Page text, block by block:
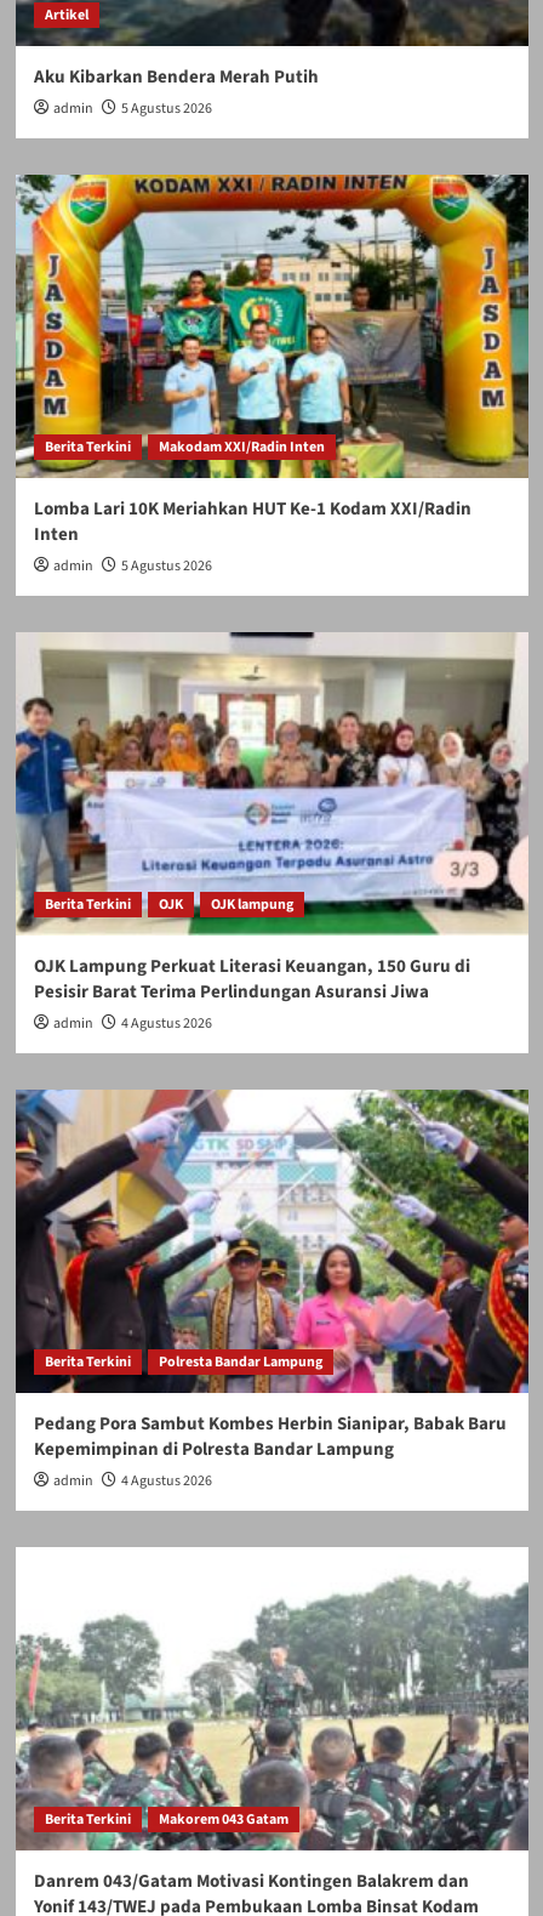
Artikel
Aku Kibarkan Bendera Merah Putih
admin 5 Agustus 2026
Berita Terkini Makodam XXI/Radin Inten
Lomba Lari 10K Meriahkan HUT Ke-1 Kodam XXI/Radin
Inten
admin 5 Agustus 2026
Berita Terkini OJK OJK lampung
OJK Lampung Perkuat Literasi Keuangan, 150 Guru di
Pesisir Barat Terima Perlindungan Asuransi Jiwa
admin 4 Agustus 2026
Berita Terkini Polresta Bandar Lampung
Pedang Pora Sambut Kombes Herbin Sianipar, Babak Baru
Kepemimpinan di Polresta Bandar Lampung
admin 4 Agustus 2026
Berita Terkini Makorem 043 Gatam
Danrem 043/Gatam Motivasi Kontingen Balakrem dan
Yonif 143/TWEJ pada Pembukaan Lomba Binsat Kodam